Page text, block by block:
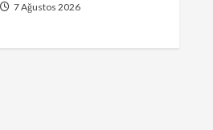
9 Ağustos 2026